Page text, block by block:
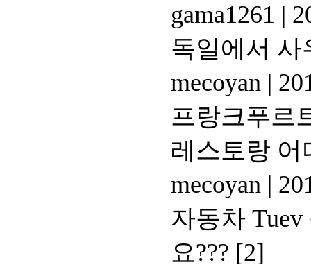
gama1261 |
독일에서
mecoyan |
프랑크푸르
레스토랑 어
mecoyan |
자동차
요??? [2]